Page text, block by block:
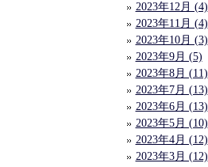
2023年12月 (4)
2023年11月 (4)
2023年10月 (3)
2023年9月 (5)
2023年8月 (11)
2023年7月 (13)
2023年6月 (13)
2023年5月 (10)
2023年4月 (12)
2023年3月 (12)